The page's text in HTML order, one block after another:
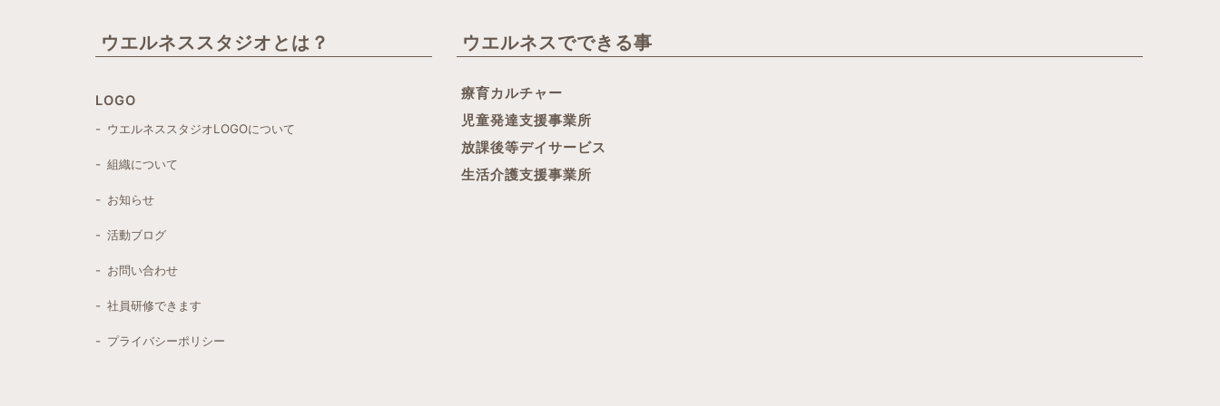
ウエルネススタジオとは？
LOGO
- ウエルネススタジオLOGOについて
- 組織について
- お知らせ
- 活動ブログ
- お問い合わせ
- 社員研修できます
- プライバシーポリシー
ウエルネスでできる事
療育カルチャー
児童発達支援事業所
放課後等デイサービス
生活介護支援事業所